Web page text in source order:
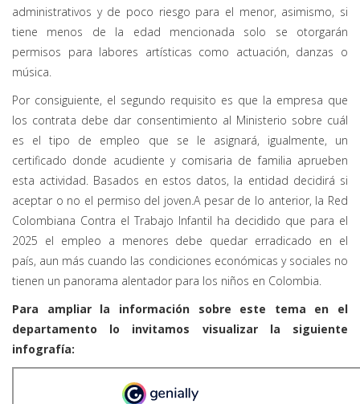
administrativos y de poco riesgo para el menor, asimismo, si
tiene menos de la edad mencionada solo se otorgarán
permisos para labores artísticas como actuación, danzas o
música.
Por consiguiente, el segundo requisito es que la empresa que
los contrata debe dar consentimiento al Ministerio sobre cuál
es el tipo de empleo que se le asignará, igualmente, un
certificado donde acudiente y comisaria de familia aprueben
esta actividad. Basados en estos datos, la entidad decidirá si
aceptar o no el permiso del joven.A pesar de lo anterior, la Red
Colombiana Contra el Trabajo Infantil ha decidido que para el
2025 el empleo a menores debe quedar erradicado en el
país, aun más cuando las condiciones económicas y sociales no
tienen un panorama alentador para los niños en Colombia.
Para ampliar la información sobre este tema en el
departamento lo invitamos visualizar la siguiente
infografía: